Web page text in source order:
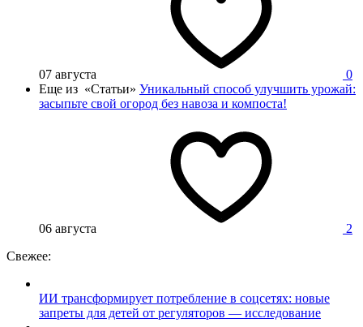
07 августа
0
Еще из «Статьи» Уникальный способ улучшить урожай:
засыпьте свой огород без навоза и компоста!
06 августа
2
Свежее:
ИИ трансформирует потребление в соцсетях: новые
запреты для детей от регуляторов — исследование